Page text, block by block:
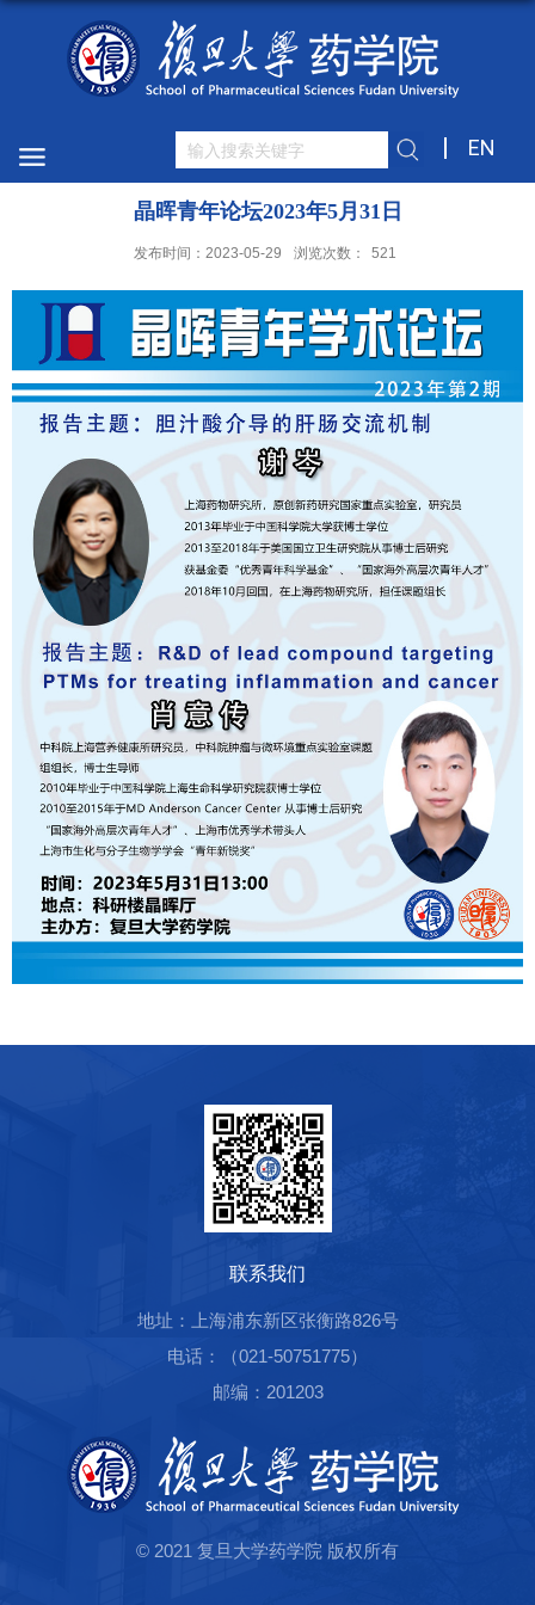
EN
晶晖青年论坛2023年5月31日
发布时间：2023-05-29 浏览次数： 521
联系我们
地址：上海浦东新区张衡路826号
电话：（021-50751775）
邮编：201203
© 2021 复旦大学药学院 版权所有